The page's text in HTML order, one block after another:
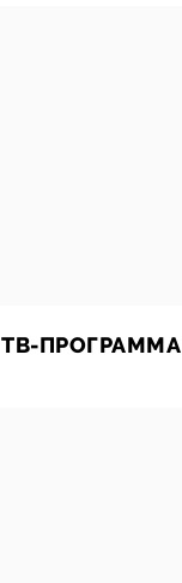
ТВ-ПРОГРАММА